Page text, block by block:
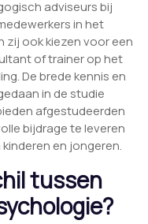
adviseurs bij
in het
zij ook kiezen voor een
of trainer op het
De brede kennis en
in de studie
afgestudeerden
bijdrage te leveren
en jongeren.
tussen